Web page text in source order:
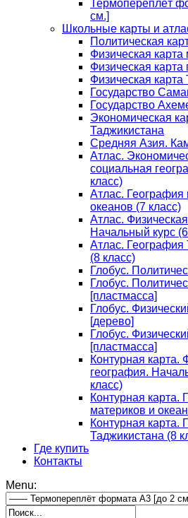
Термопереплёт
см.]
Школьные карты и
Политическая
Физическая карта
Физическая
Физическая карта
Государство
Государство
Экономическая
Таджикистана
Средняя Азия.
Атлас.
социальная
класс)
Атлас. География
океанов (7 класс)
Атлас.
Начальный курс
Атлас. География
(8 класс)
Глобус.
Глобус.
[пластмасса]
Глобус.
[дерево]
Глобус.
[пластмасса]
Контурная карта.
география.
класс)
Контурная карта.
материков и
Контурная карта.
Таджикистана (8
Где купить
Контакты
Menu: